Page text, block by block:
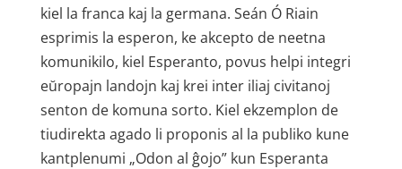
kiel la franca kaj la germana. Seán Ó Riain
esprimis la esperon, ke akcepto de neetna
komunikilo, kiel Esperanto, povus helpi integri
eŭropajn landojn kaj krei inter iliaj civitanoj
senton de komuna sorto. Kiel ekzemplon de
tiudirekta agado li proponis al la publiko kune
kantplenumi „Odon al ĝojo” kun Esperanta